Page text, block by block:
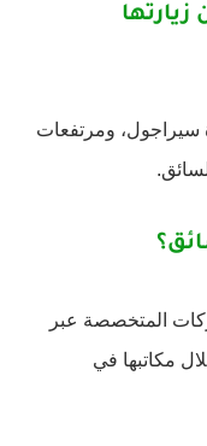
سيراجول، ومرتفعات
المتخصصة عبر
مكاتبها في